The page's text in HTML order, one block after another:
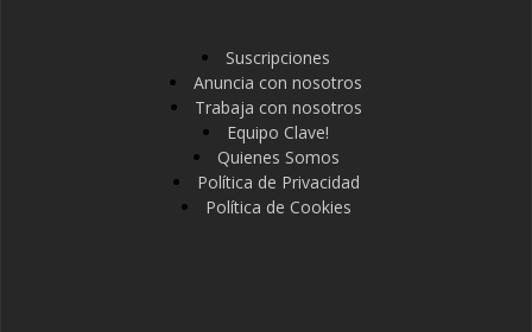
Suscripciones
Anuncia con nosotros
Trabaja con nosotros
Equipo Clave!
Quienes Somos
Política de Privacidad
Política de Cookies